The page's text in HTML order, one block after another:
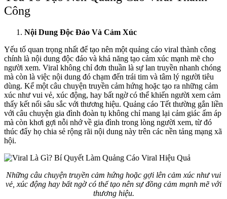
Công
Nội Dung Độc Đáo Và Cảm Xúc
Yếu tố quan trọng nhất để tạo nên một quảng cáo viral thành công
chính là nội dung độc đáo và khả năng tạo cảm xúc mạnh mẽ cho
người xem. Viral không chỉ đơn thuần là sự lan truyền nhanh chóng
mà còn là việc nội dung đó chạm đến trái tim và tâm lý người tiêu
dùng. Kể một câu chuyện truyền cảm hứng hoặc tạo ra những cảm
xúc như vui vẻ, xúc động, hay bất ngờ có thể khiến người xem cảm
thấy kết nối sâu sắc với thương hiệu. Quảng cáo Tết thường gắn liền
với câu chuyện gia đình đoàn tụ không chỉ mang lại cảm giác ấm áp
mà còn khơi gợi nỗi nhớ về gia đình trong lòng người xem, từ đó
thúc đẩy họ chia sẻ rộng rãi nội dung này trên các nền tảng mạng xã
hội.
Những câu chuyện truyền cảm hứng hoặc gợi lên cảm xúc như vui
vẻ, xúc động hay bất ngờ có thể tạo nên sự đồng cảm mạnh mẽ với
thương hiệu.